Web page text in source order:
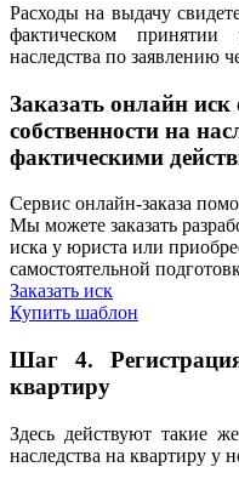
Расходы на выдачу
фактическом
наследства по заявлению
Заказать онлайн
собственности на
фактическими
Сервис онлайн-заказа
Мы можете заказать
иска у юриста или
самостоятельной
Заказать иск
Купить шаблон
Шаг 4.
квартиру
Здесь действуют такие
наследства на квартиру у